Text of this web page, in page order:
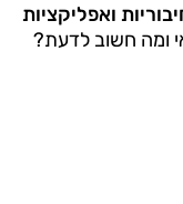
ואפליקציות